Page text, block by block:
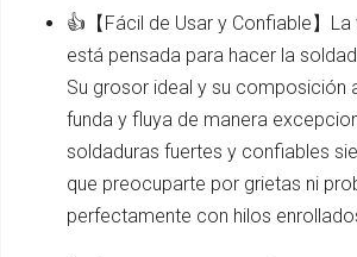
👍【Fácil de Usar y Confiable】La
está pensada para hacer la
Su grosor ideal y su composición
funda y fluya de manera
soldaduras fuertes y confiables
que preocuparte por grietas ni
perfectamente con hilos